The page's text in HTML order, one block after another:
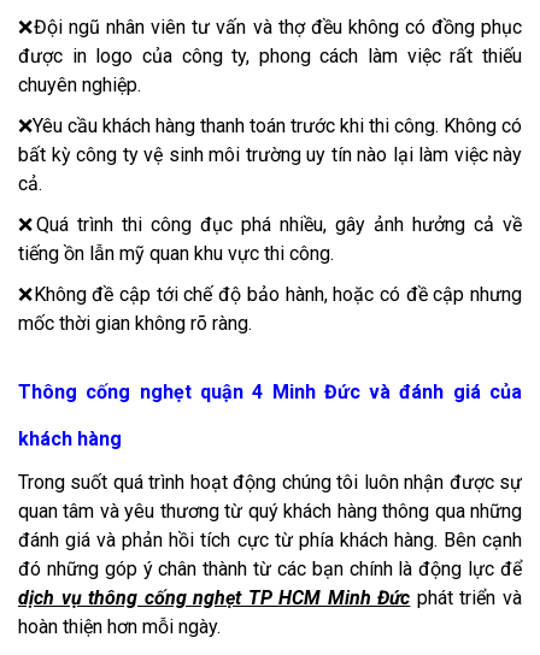
❌Đội ngũ nhân viên tư vấn và thợ đều không có đồng phục
được in logo của công ty, phong cách làm việc rất thiếu
chuyên nghiệp.
❌Yêu cầu khách hàng thanh toán trước khi thi công. Không có
bất kỳ công ty vệ sinh môi trường uy tín nào lại làm việc này
cả.
❌Quá trình thi công đục phá nhiều, gây ảnh hưởng cả về
tiếng ồn lẫn mỹ quan khu vực thi công.
❌Không đề cập tới chế độ bảo hành, hoặc có đề cập nhưng
mốc thời gian không rõ ràng.
Thông cống nghẹt quận 4 Minh Đức và đánh giá của
khách hàng
Trong suốt quá trình hoạt động chúng tôi luôn nhận được sự
quan tâm và yêu thương từ quý khách hàng thông qua những
đánh giá và phản hồi tích cực từ phía khách hàng. Bên cạnh
đó những góp ý chân thành từ các bạn chính là động lực để
dịch vụ thông cống nghẹt TP HCM Minh Đức phát triển và
hoàn thiện hơn mỗi ngày.